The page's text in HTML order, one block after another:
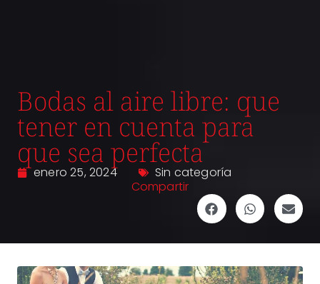
Bodas al aire libre: que
tener en cuenta para
que sea perfecta
enero 25, 2024
Sin categoría
Compartir